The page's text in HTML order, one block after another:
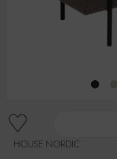
HOUSE NORDIC